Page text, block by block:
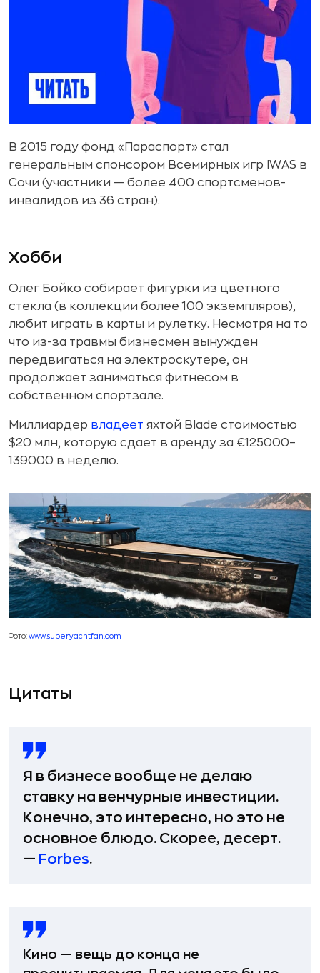
В 2015 году фонд «Параспорт» стал
генеральным спонсором Всемирных игр IWAS в
Сочи (участники — более 400 спортсменов-
инвалидов из 36 стран).
Хобби
Олег Бойко собирает фигурки из цветного
стекла (в коллекции более 100 экземпляров),
любит играть в карты и рулетку. Несмотря на то
что из-за травмы бизнесмен вынужден
передвигаться на электроскутере, он
продолжает заниматься фитнесом в
собственном спортзале.
Миллиардер владеет яхтой Blade стоимостью
$20 млн, которую сдает в аренду за €125000–
139000 в неделю.
Фото: www.superyachtfan.com
Цитаты
Я в бизнесе вообще не делаю
ставку на венчурные инвестиции.
Конечно, это интересно, но это не
основное блюдо. Скорее, десерт.
— Forbes.
Кино — вещь до конца не